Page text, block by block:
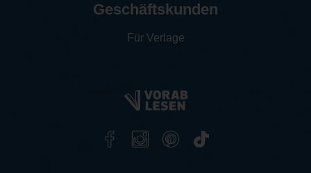
Geschäftskunden
Für Verlage